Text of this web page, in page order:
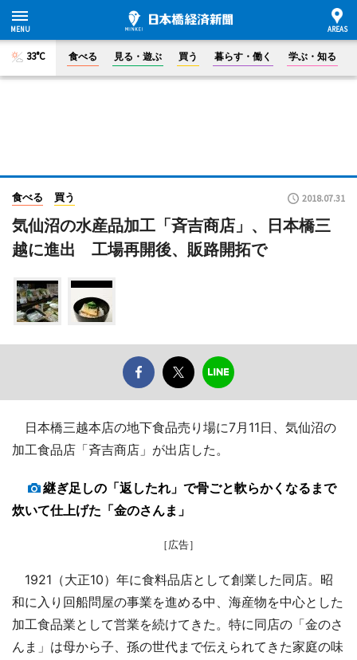
33°C 食べる 見る・遊ぶ 買う 暮らす・働く 学ぶ・知る
食べる 買う 2018.07.31
気仙沼の水産品加工「斉吉商店」、日本橋三
越に進出 工場再開後、販路開拓で
日本橋三越本店の地下食品売り場に7月11日、気仙沼の
加工食品店「斉吉商店」が出店した。
継ぎ足しの「返したれ」で骨ごと軟らかくなるまで
炊いて仕上げた「金のさんま」
［広告］
1921（大正10）年に食料品店として創業した同店。昭
和に入り回船問屋の事業を進める中、海産物を中心とした
加工食品業として営業を続けてきた。特に同店の「金のさ
んま」は母から子、孫の世代まで伝えられてきた家庭の味